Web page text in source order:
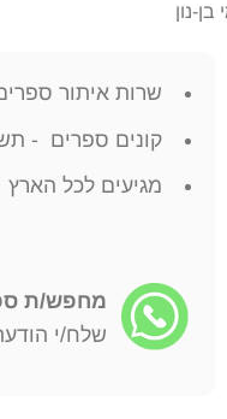
בן-נון
שרות איתור
קונים ספרים -
מגיעים לכל הארץ
מחפש/ת
שלח/י הודעה: 050-722-